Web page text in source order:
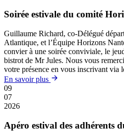
Soirée estivale du comité
Guillaume Richard, co-Délégué
Atlantique, et l’Équipe Horizons
convier à une soirée conviviale, le
bistrot de Mr Jules. Nous vous
votre présence en vous inscrivant via
En savoir plus
09
07
2026
Apéro estival des adhérents